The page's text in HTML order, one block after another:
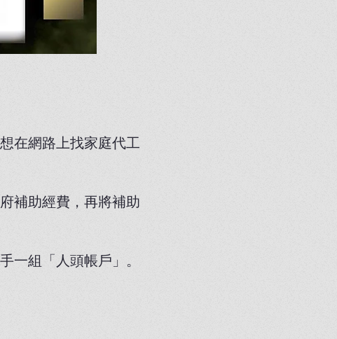
在網路上找家庭代工
補助經費，再將補助
一組「人頭帳戶」。